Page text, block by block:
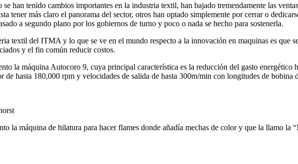
han tenido cambios importantes en la industria textil, han bajado tremendamente las
tener más claro el panorama del sector, otros han optado simplemente por cerrar o
a segundo plano por los gobiernos de turno y poco o nada se hecho para sostenerla.
textil del ITMA y lo que se ve en el mundo respecto a la innovación en maquinas es que
y el fin común reducir costos.
la máquina Autocoro 9, cuya principal característica es la reducción del gasto energético
hasta 180,000 rpm y velocidades de salida de hasta 300m/min con longitudes de bobina
la máquina de hilatura para hacer flames donde añadía mechas de color y que la llamo la